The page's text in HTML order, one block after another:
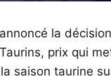
la
prix qui
saison taurine